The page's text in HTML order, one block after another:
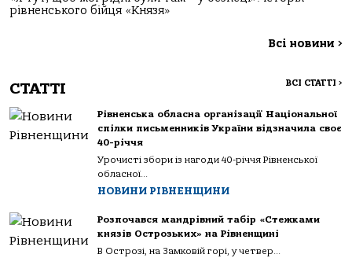
рівненського бійця «Князя»
Всі новини >
СТАТТІ ВСІ СТАТТІ >
Рівненська обласна організації Національної
спілки письменників України відзначила своє
40-річчя
Урочисті збори із нагоди 40-річчя Рівненської
обласної...
НОВИНИ РІВНЕНЩИНИ
Розпочався мандрівний табір «Стежками
князів Острозьких» на Рівненщині
В Острозі, на Замковій горі, у четвер...